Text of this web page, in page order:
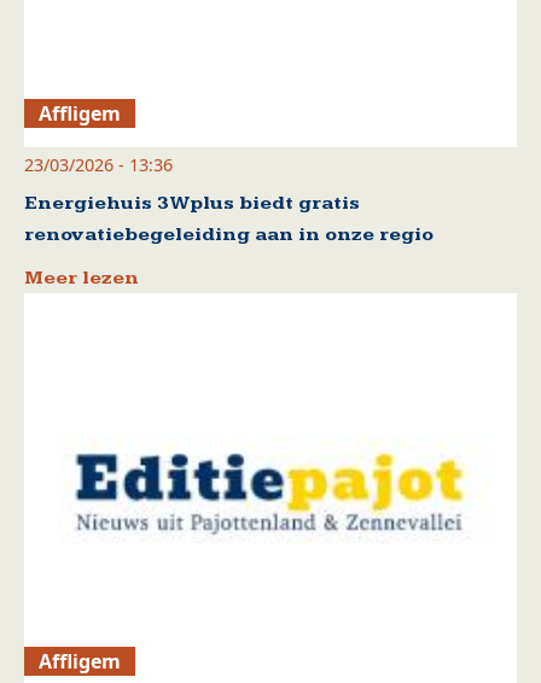
Affligem
23/03/2026 - 13:36
Energiehuis 3Wplus biedt gratis
renovatiebegeleiding aan in onze regio
Meer lezen
Affligem